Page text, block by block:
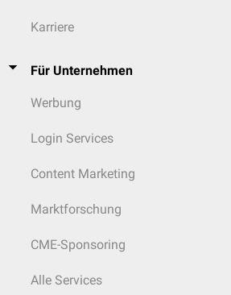
Karriere
Für Unternehmen
Werbung
Login Services
Content Marketing
Marktforschung
CME-Sponsoring
Alle Services